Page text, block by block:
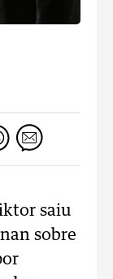
saiu
sobre